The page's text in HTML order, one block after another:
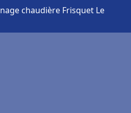
chaudière Frisquet Le